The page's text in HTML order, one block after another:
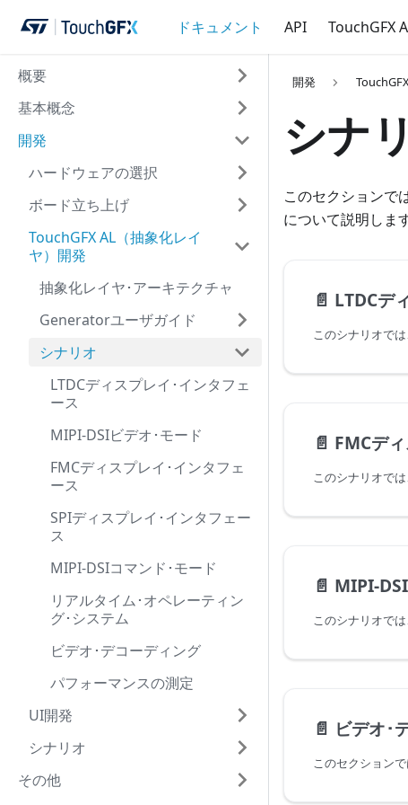
ドキュメント API TouchGFX
概要
基本概念
開発
ハードウェアの選択
ボード立ち上げ
TouchGFX AL（抽象化レイ
ヤ）開発
抽象化レイヤ･アーキテクチャ
Generatorユーザガイド
シナリオ
LTDCディスプレイ･インタフェ
ース
MIPI-DSIビデオ･モード
FMCディスプレイ･インタフェ
ース
SPIディスプレイ･インタフェー
ス
MIPI-DSIコマンド･モード
リアルタイム･オペレーティン
グ･システム
ビデオ･デコーディング
パフォーマンスの測定
UI開発
シナリオ
その他
開発
シナ
このセクションで
について説明します
📄️ LTDCディ
📄️ FMCディ
📄️ MIPI-
📄️ ビデオ･